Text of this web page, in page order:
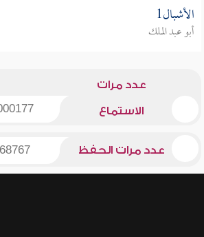
الأشبال1
أبو عبد الملك
عدد مرات
الاستماع
عدد مرات الحفظ